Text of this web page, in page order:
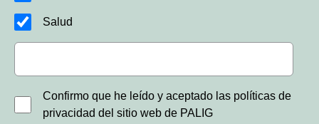
Salud
Confirmo que he leído y aceptado las políticas de
privacidad del sitio web de PALIG